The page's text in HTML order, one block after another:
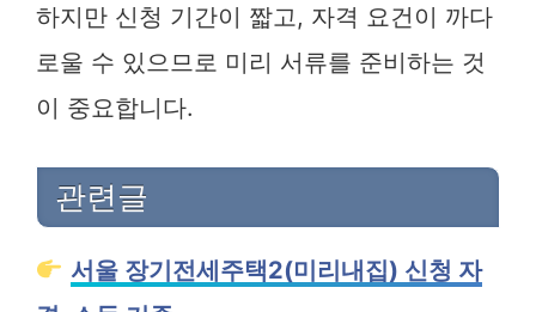
하지만 신청 기간이 짧고, 자격 요건이 까다
로울 수 있으므로 미리 서류를 준비하는 것
이 중요합니다.
관련글
서울 장기전세주택2(미리내집) 신청 자